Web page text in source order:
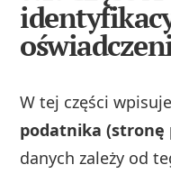
W tej części
podatnika (stronę
danych zależy od